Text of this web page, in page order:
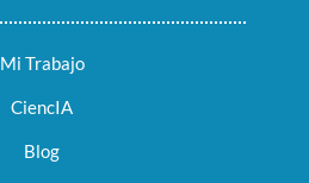
Mi Trabajo
CiencIA
Blog